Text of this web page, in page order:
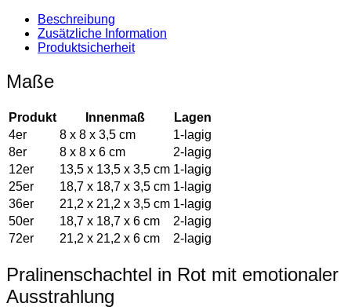
Beschreibung
Zusätzliche Information
Produktsicherheit
Maße
Produkt Innenmaß
Lagen
4er
8 x 8 x 3,5 cm
1-lagig
8er
8 x 8 x 6 cm
2-lagig
12er
13,5 x 13,5 x 3,5 cm 1-lagig
25er
18,7 x 18,7 x 3,5 cm 1-lagig
36er
21,2 x 21,2 x 3,5 cm 1-lagig
50er
18,7 x 18,7 x 6 cm
2-lagig
72er
21,2 x 21,2 x 6 cm 2-lagig
Pralinenschachtel in Rot mit emotionaler
Ausstrahlung